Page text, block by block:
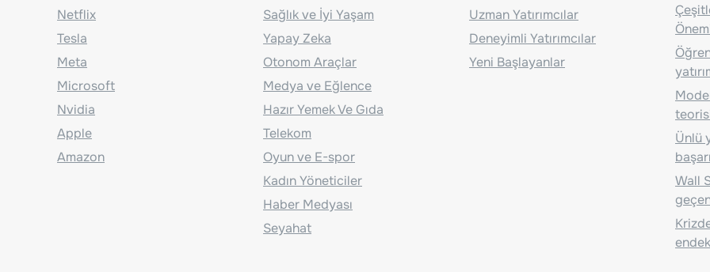
Netflix
Tesla
Meta
Microsoft
Nvidia
Apple
Amazon
Sağlık ve İyi Yaşam
Yapay Zeka
Otonom Araçlar
Medya ve Eğlence
Hazır Yemek Ve Gıda
Telekom
Oyun ve E-spor
Kadın Yöneticiler
Haber Medyası
Seyahat
Uzman Yatırımcılar
Deneyimli Yatırımcılar
Yeni Başlayanlar
Ünlü
Wall